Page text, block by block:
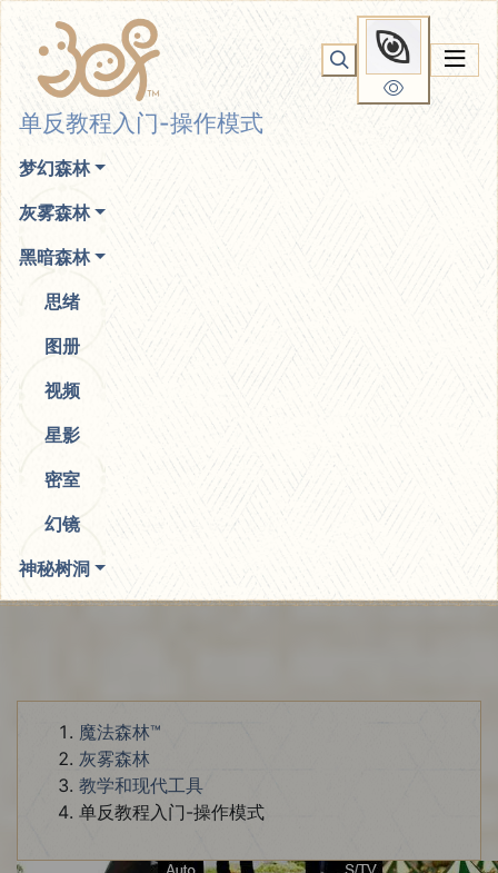
你无法看到我
单反教程入门-操作模式
梦幻森林
灰雾森林
黑暗森林
思绪
图册
视频
星影
密室
幻镜
神秘树洞
魔法森林™
灰雾森林
教学和现代工具
单反教程入门-操作模式
单反教程入门-操作模式